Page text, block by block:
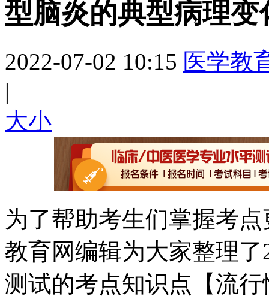
型脑炎的典型病理变
2022-07-02 10:15 医学教
|
大小
为了帮助考生们掌握考
教育网编辑为大家整理
测试的考点知识点【流